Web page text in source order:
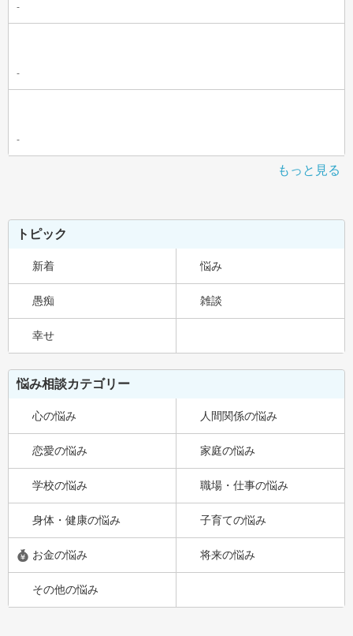
-
-
-
もっと見る
トピック
新着 悩み
愚痴 雑談
幸せ
悩み相談カテゴリー
心の悩み 人間関係の悩み
恋愛の悩み 家庭の悩み
学校の悩み 職場・仕事の悩み
身体・健康の悩み 子育ての悩み
お金の悩み 将来の悩み
その他の悩み